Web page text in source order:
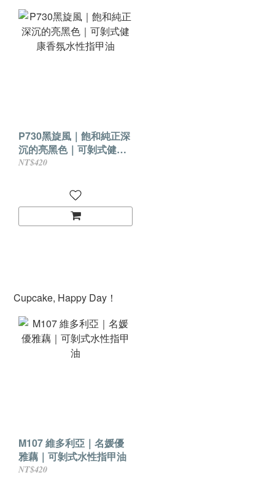
P730黑旋風｜飽和純正深
沉的亮黑色｜可剝式健康
香氛水性指甲油
NT$420
Cupcake, Happy Day！
M107 維多利亞｜名媛優
雅藕｜可剝式水性指甲油
NT$420